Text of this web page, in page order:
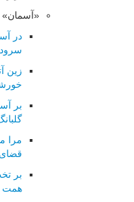
«آسمان»
در
زین
بر
مرا
بر
همت